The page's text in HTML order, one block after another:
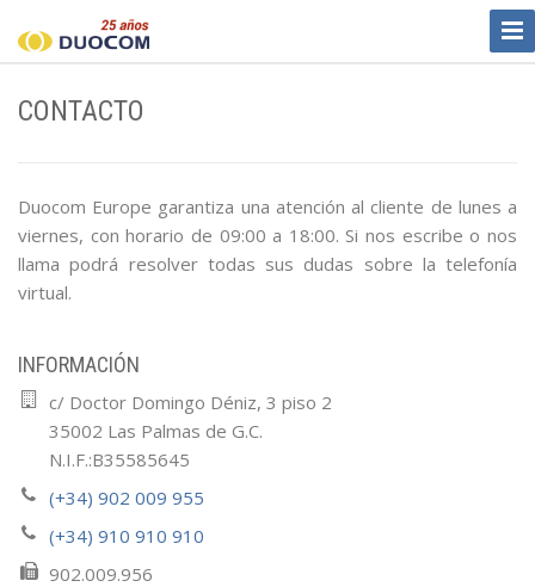
CONTACTO
Duocom Europe garantiza una atención al cliente de lunes a
viernes, con horario de 09:00 a 18:00. Si nos escribe o nos
llama podrá resolver todas sus dudas sobre la telefonía
virtual.
INFORMACIÓN
c/ Doctor Domingo Déniz, 3 piso 2
35002 Las Palmas de G.C.
N.I.F.:B35585645
(+34) 902 009 955
(+34) 910 910 910
902.009.956